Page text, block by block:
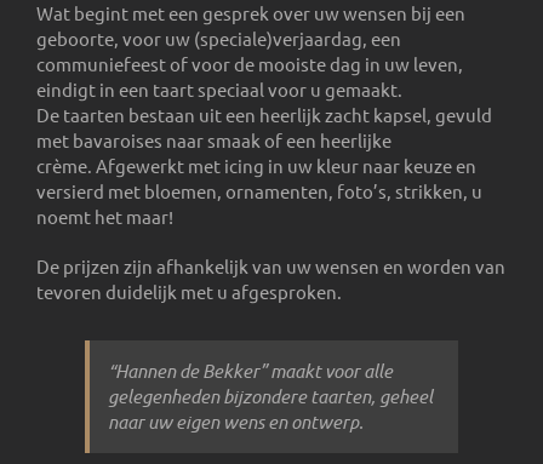
Wat begint met een gesprek over uw wensen bij een
geboorte, voor uw (speciale)verjaardag, een
communiefeest of voor de mooiste dag in uw leven,
eindigt in een taart speciaal voor u gemaakt.
De taarten bestaan uit een heerlijk zacht kapsel, gevuld
met bavaroises naar smaak of een heerlijke
crème. Afgewerkt met icing in uw kleur naar keuze en
versierd met bloemen, ornamenten, foto’s, strikken, u
noemt het maar!
De prijzen zijn afhankelijk van uw wensen en worden van
tevoren duidelijk met u afgesproken.
“Hannen de Bekker” maakt voor alle
gelegenheden bijzondere taarten, geheel
naar uw eigen wens en ontwerp.